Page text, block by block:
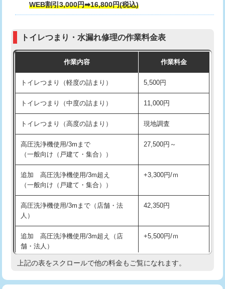
WEB割引3,000円➡16,800円(税込)
トイレつまり・水漏れ修理の作業料金表
作業内容 作業料金
トイレつまり（軽度の詰まり） 5,500円
トイレつまり（中度の詰まり） 11,000円
トイレつまり（高度の詰まり） 現地調査
高圧洗浄機使用/3mまで
（一般向け（戸建て・集合））
27,500円～
追加 高圧洗浄機使用/3m超え
（一般向け（戸建て・集合））
+3,300円/ｍ
高圧洗浄機使用/3mまで（店舗・法
人）
42,350円
追加 高圧洗浄機使用/3m超え（店
舗・法人）
+5,500円/ｍ
高度高圧洗浄換 現地調査
上記の表をスクロールで他の料金もご覧になれます。